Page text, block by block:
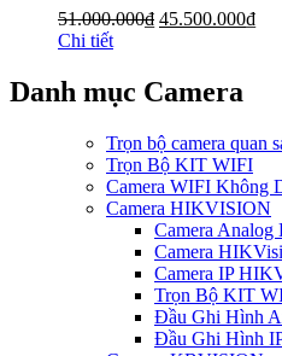
51.000.000₫ 45.500.000₫
Chi tiết
Danh mục Camera
Trọn bộ camera quan
Trọn Bộ KIT WIFI
Camera WIFI Không
Camera HIKVISION
Camera
Camera
Camera IP
Trọn Bộ KIT
Đầu Ghi Hình
Đầu Ghi Hình